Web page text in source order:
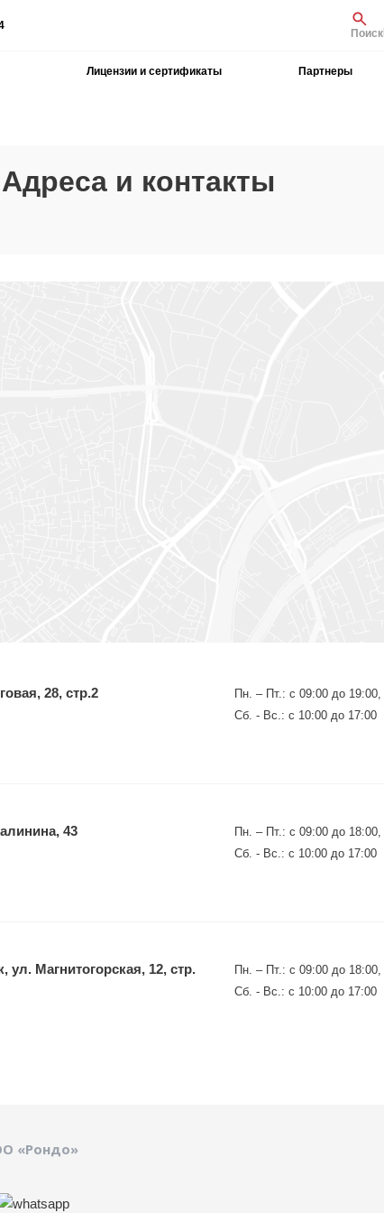
Поиск
Лицензии и сертификаты Партнеры
и контакты
28, стр.2
Пн. – Пт.: с 09:00 до 19:00,
Сб. - Вс.: с 10:00 до 17:00
43
Пн. – Пт.: с 09:00 до 18:00,
Сб. - Вс.: с 10:00 до 17:00
ул. Магнитогорская, 12, стр.
Пн. – Пт.: с 09:00 до 18:00,
Сб. - Вс.: с 10:00 до 17:00
«Рондо»